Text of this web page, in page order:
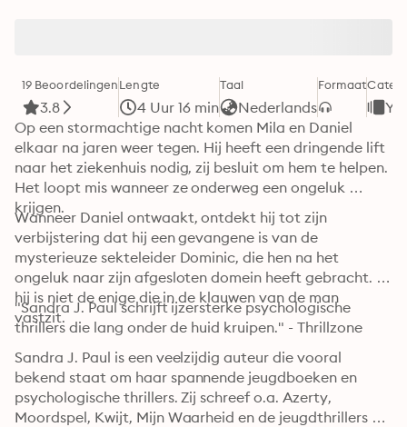
19 Beoordelingen
3.8
Lengte
4 Uur 16 min
Taal
Nederlands
Formaat
Op een stormachtige nacht komen Mila en Daniel
elkaar na jaren weer tegen. Hij heeft een dringende lift
naar het ziekenhuis nodig, zij besluit om hem te helpen.
Het loopt mis wanneer ze onderweg een ongeluk
krijgen.
Wanneer Daniel ontwaakt, ontdekt hij tot zijn
verbijstering dat hij een gevangene is van de
mysterieuze sekteleider Dominic, die hen na het
ongeluk naar zijn afgesloten domein heeft gebracht. En
hij is niet de enige die in de klauwen van de man
vastzit.
"Sandra J. Paul schrijft ijzersterke psychologische
thrillers die lang onder de huid kruipen." - Thrillzone
Sandra J. Paul is een veelzijdig auteur die vooral
bekend staat om haar spannende jeugdboeken en
psychologische thrillers. Zij schreef o.a. Azerty,
Moordspel, Kwijt, Mijn Waarheid en de jeugdthrillers De